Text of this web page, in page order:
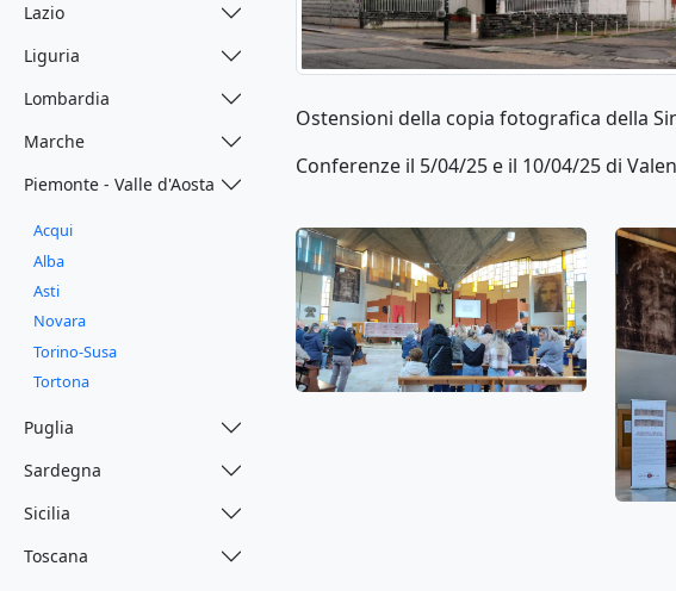
Lazio
Liguria
Lombardia
Marche
Piemonte - Valle d'Aosta
Acqui
Alba
Asti
Novara
Torino-Susa
Tortona
Puglia
Sardegna
Sicilia
Toscana
Ostensioni della copia fotografica della
Conferenze il 5/04/25 e il 10/04/25 di